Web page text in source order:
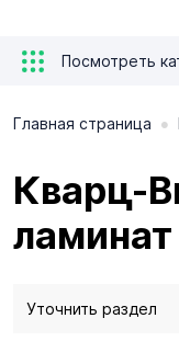
Посмотреть
Главная страница •
Кварц-
Уточнить раздел